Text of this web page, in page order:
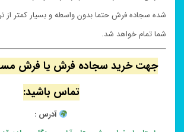
شده سجاده فرش حتما بدون واسطه و بسیار کمتر از
شما تمام خواهد شد.
جهت خرید سجاده فرش یا فرش
تماس باشید:
آدرس :